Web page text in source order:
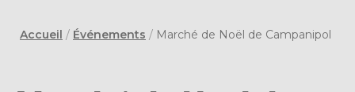
Accueil / Événements / Marché de Noël de Campanipol